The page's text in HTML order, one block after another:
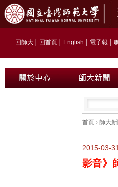
回師大 回首頁 English 電子報
首頁 › 師大新
2015-03-31
影音》